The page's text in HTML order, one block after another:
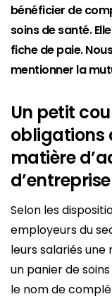
bénéficier de
soins de santé.
fiche de paie.
mentionner la
Un petit
obligations
matière
d’entreprise
Selon les
employeurs du
leurs salariés
un panier de
le nom de